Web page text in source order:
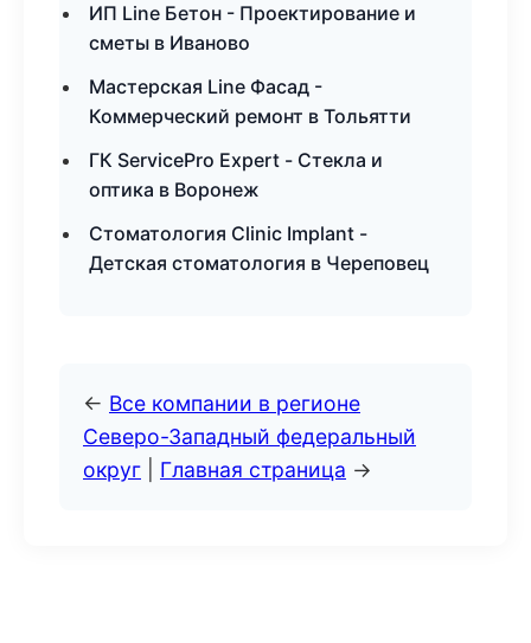
ИП Line Бетон - Проектирование и
сметы в Иваново
Мастерская Line Фасад -
Коммерческий ремонт в Тольятти
ГК ServicePro Expert - Стекла и
оптика в Воронеж
Стоматология Clinic Implant -
Детская стоматология в Череповец
← Все компании в регионе
Северо-Западный федеральный
округ
Главная страница →